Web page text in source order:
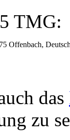
TMG:
Offenbach,
das
zu